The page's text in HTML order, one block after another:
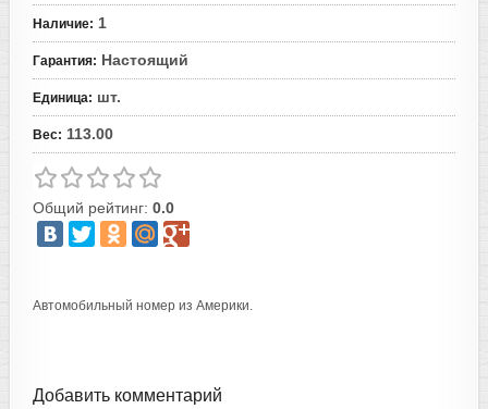
Наличие: 1
Гарантия: Настоящий
Единица: шт.
Вес: 113.00
Общий рейтинг: 0.0
Автомобильный номер из Америки.
Добавить комментарий